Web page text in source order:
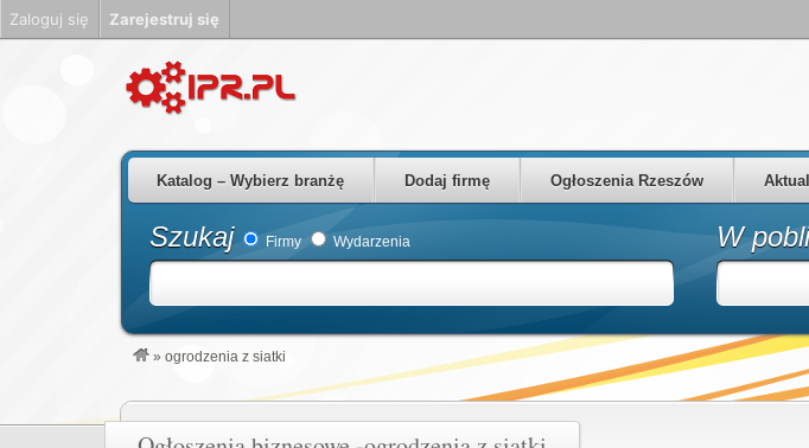
Katalog – Wybierz branżę Dodaj firmę Ogłoszenia Rzeszów
Szukaj Firmy Wydarzenia W
» ogrodzenia z siatki
Zaloguj się Zarejestruj się